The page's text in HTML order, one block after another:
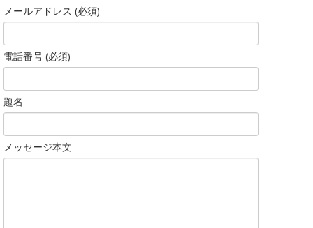
メールアドレス (必須)
電話番号 (必須)
題名
メッセージ本文